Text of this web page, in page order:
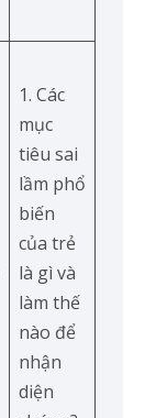
1. Các
mục
tiêu sai
lầm phổ
biến
của trẻ
là gì và
làm thế
nào để
nhận
diện